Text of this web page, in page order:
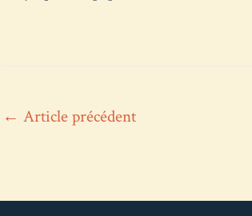
Navigation
← Article précédent